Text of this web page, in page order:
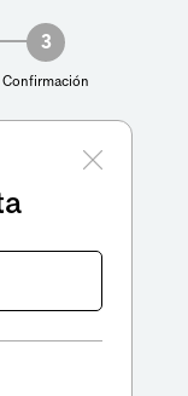
3
Confirmación